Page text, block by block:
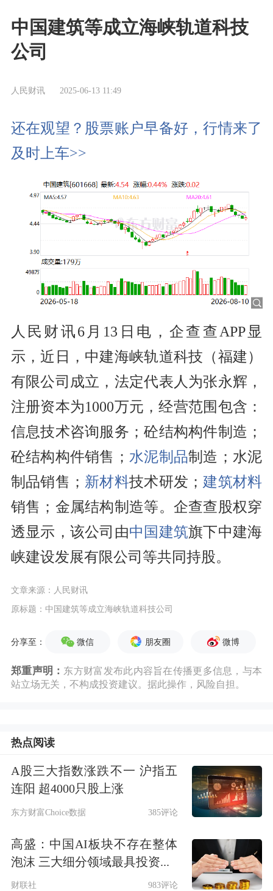
中国建筑等成立海峡轨道科技
公司
人民财讯 2025-06-13 11:49
还在观望？股票账户早备好，行情来了
及时上车>>
人民财讯6月13日电，企查查APP显
示，近日，中建海峡轨道科技（福建）
有限公司成立，法定代表人为张永辉，
注册资本为1000万元，经营范围包含：
信息技术咨询服务；砼结构构件制造；
砼结构构件销售； 水泥制品制造；水泥
制品销售； 新材料技术研发； 建筑材料
销售；金属结构制造等。企查查股权穿
透显示，该公司由中国建筑旗下中建海
峡建设发展有限公司等共同持股。
文章来源：人民财讯
原标题：中国建筑等成立海峡轨道科技公司
分享至： 微信 朋友圈 微博
郑重声明： 东方财富发布此内容旨在传播更多信息，与本
站立场无关，不构成投资建议。据此操作，风险自担。
热点阅读
A股三大指数涨跌不一 沪指五
连阳 超4000只股上涨
东方财富Choice数据 385评论
高盛：中国AI板块不存在整体
泡沫 三大细分领域最具投资...
财联社 983评论